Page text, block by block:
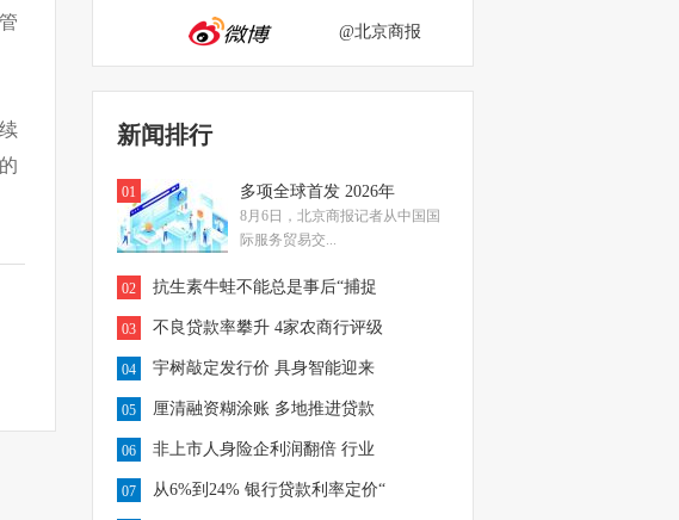
@北京商报
新闻排行
01 多项全球首发 2026年
8月6日，北京商报记者从中国国
际服务贸易交...
02 抗生素牛蛙不能总是事后“捕捉
03 不良贷款率攀升 4家农商行评级
04 宇树敲定发行价 具身智能迎来
05 厘清融资糊涂账 多地推进贷款
06 非上市人身险企利润翻倍 行业
07 从6%到24% 银行贷款利率定价“